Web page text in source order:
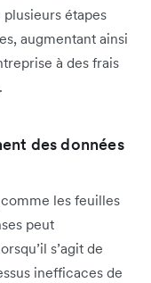
étapes
augmentant ainsi
à des frais
des données
les feuilles
peut
s’agit de
inefficaces de